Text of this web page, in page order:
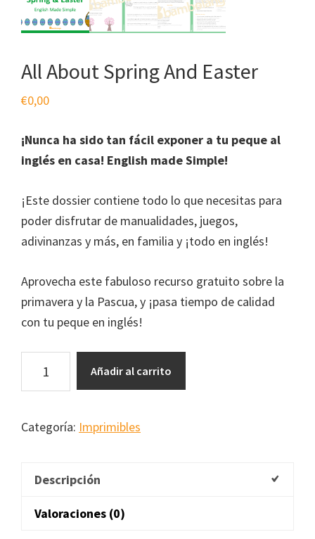
All About Spring And Easter
€0,00
¡Nunca ha sido tan fácil exponer a tu peque al
inglés en casa! English made Simple!
¡Este dossier contiene todo lo que necesitas para
poder disfrutar de manualidades, juegos,
adivinanzas y más, en familia y ¡todo en inglés!
Aprovecha este fabuloso recurso gratuito sobre la
primavera y la Pascua, y ¡pasa tiempo de calidad
con tu peque en inglés!
About
And
Añadir al carrito
Categoría: Imprimibles
Descripción
Valoraciones (0)